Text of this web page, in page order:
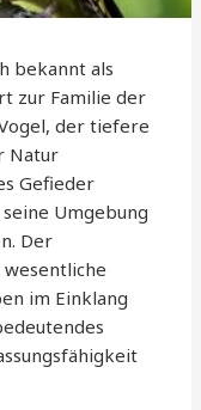
bekannt als
zur Familie der
der tiefere
Natur
Gefieder
Umgebung
Der
im Einklang